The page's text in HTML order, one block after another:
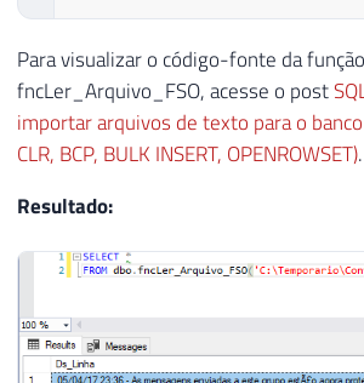
Para visualizar o código-fonte da função
fncLer_Arquivo_FSO, acesse o post
importar arquivos de texto para o
CLR, BCP, BULK INSERT, OPENROWSET).
Resultado: